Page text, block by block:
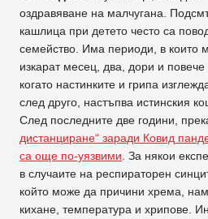
оздравяване на малчугана.
кашлица при детето често са
семейство. Има периоди, в които
изкарат месец, два, дори и
когато настинките и грипа
след друго, настъпва истинския
След последните две години,
дистанциране“ заради Ковид
са още по-уязвими . За някои
в случаите на респираторен
който може да причини хрема,
кихане, температура и хрипове.